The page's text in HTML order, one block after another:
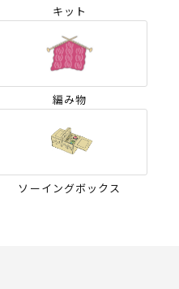
キット
編み物
ソーイングボックス